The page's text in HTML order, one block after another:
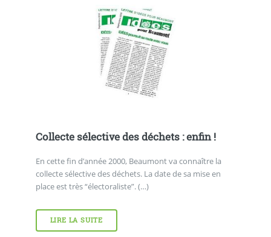
Collecte sélective des déchets : enfin !
En cette fin d’année 2000, Beaumont va connaître la
collecte sélective des déchets. La date de sa mise en
place est très “électoraliste”. (…)
LIRE LA SUITE